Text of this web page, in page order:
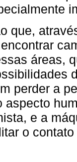
que,
áreas,
perder a
aspecto
e a
o